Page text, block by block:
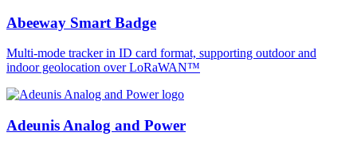
Abeeway Smart Badge
Multi-mode tracker in ID card format, supporting outdoor and
indoor geolocation over LoRaWAN™
Adeunis Analog and Power